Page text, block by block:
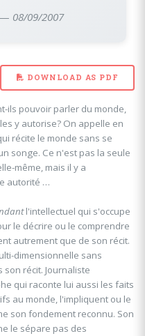
08/09/2007
DOWNLOAD AS PDF
ils pouvoir parler du monde,
y autorise? On appelle en
récite le monde sans se
songe. Ce n'est pas la seule
même, mais il y a
autorité …
l'intellectuel qui s'occupe
le décrire ou le comprendre
autrement que de son récit.
dimensionnelle sans
récit. Journaliste
qui raconte lui aussi les faits
au monde, l'impliquent ou le
son fondement reconnu. Son
le sépare pas des